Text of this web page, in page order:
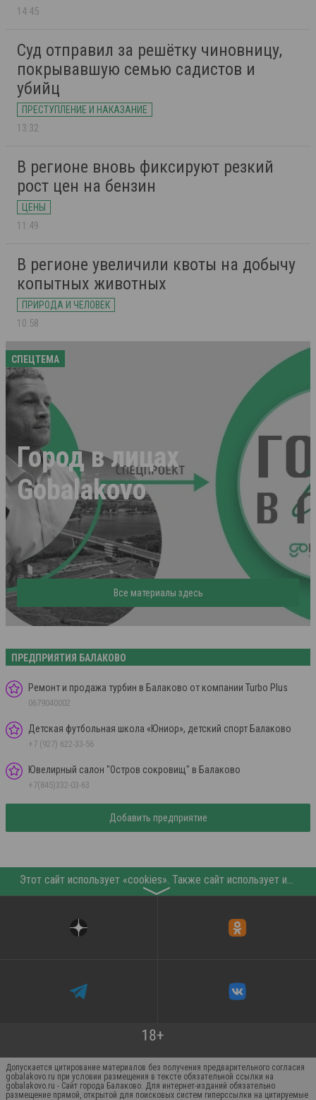
14:45
Суд отправил за решётку чиновницу,
покрывавшую семью садистов и
убийц
ПРЕСТУПЛЕНИЕ И НАКАЗАНИЕ
13:32
В регионе вновь фиксируют резкий
рост цен на бензин
ЦЕНЫ
11:49
В регионе увеличили квоты на добычу
копытных животных
ПРИРОДА И ЧЕЛОВЕК
10:58
СПЕЦТЕМА
Город в лицах
Gobalakovo
Все материалы здесь
ПРЕДПРИЯТИЯ БАЛАКОВО
Ремонт и продажа турбин в Балаково от компании Turbo Plus
0679040002
Детская футбольная школа «Юниор», детский спорт Балаково
+7 (927) 622-33-56
Ювелирный салон "Остров сокровищ" в Балаково
+7(845)332-03-63
Добавить предприятие
〉
Допускается цитирование материалов без получения предварительного согласия
gobalakovo.ru при условии размещения в тексте обязательной ссылки на
gobalakovo.ru - Сайт города Балаково. Для интернет-изданий обязательно
размещение прямой, открытой для поисковых систем гиперссылки на цитируемые